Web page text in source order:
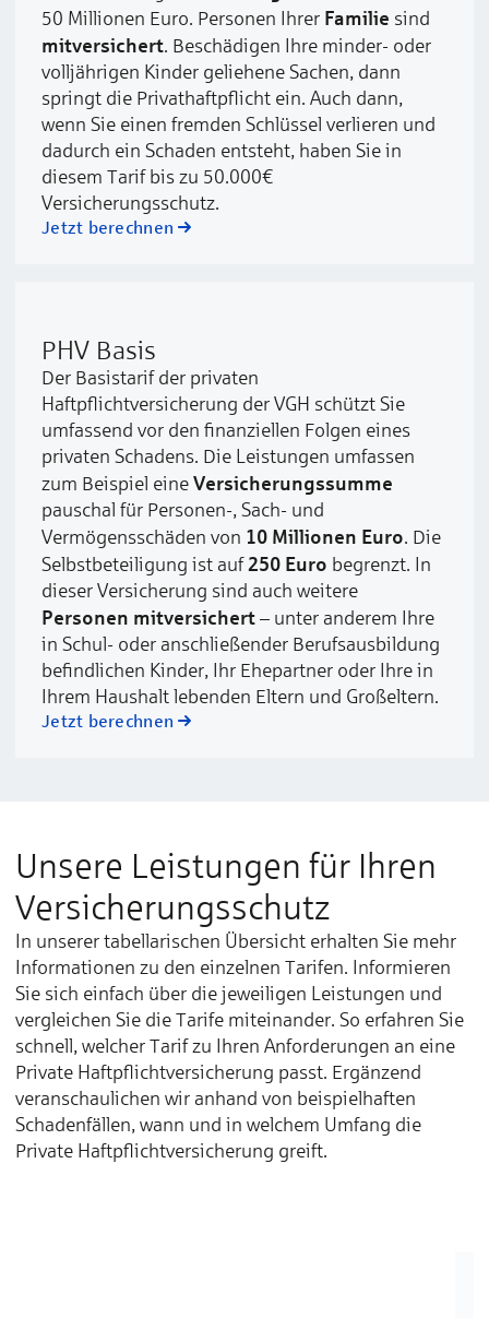
50 Millionen Euro. Personen Ihrer Familie sind
mitversichert. Beschädigen Ihre minder- oder
volljährigen Kinder geliehene Sachen, dann
springt die Privathaftpflicht ein. Auch dann,
wenn Sie einen fremden Schlüssel verlieren und
dadurch ein Schaden entsteht, haben Sie in
diesem Tarif bis zu 50.000€
Versicherungsschutz.
Jetzt berechnen
PHV Basis
Der Basistarif der privaten
Haftpflichtversicherung der VGH schützt Sie
umfassend vor den finanziellen Folgen eines
privaten Schadens. Die Leistungen umfassen
zum Beispiel eineVersicherungssumme
pauschal für Personen-, Sach- und
Vermögensschäden von 10 Millionen Euro. Die
Selbstbeteiligung ist auf250 Euro begrenzt. In
dieser Versicherung sind auch weitere
Personen mitversichert– unter anderem Ihre
in Schul- oder anschließender Berufsausbildung
befindlichen Kinder, Ihr Ehepartner oder Ihre in
Ihrem Haushalt lebenden Eltern und Großeltern.
Jetzt berechnen
Unsere Leistungen für Ihren
Versicherungsschutz
In unserer tabellarischen Übersicht erhalten Sie mehr
Informationen zu den einzelnen Tarifen. Informieren
Sie sich einfach über die jeweiligen Leistungen und
vergleichen Sie die Tarife miteinander. So erfahren Sie
schnell, welcher Tarif zu Ihren Anforderungen an eine
Private Haftpflichtversicherung passt. Ergänzend
veranschaulichen wir anhand von beispielhaften
Schadenfällen, wann und in welchem Umfang die
Private Haftpflichtversicherung greift.